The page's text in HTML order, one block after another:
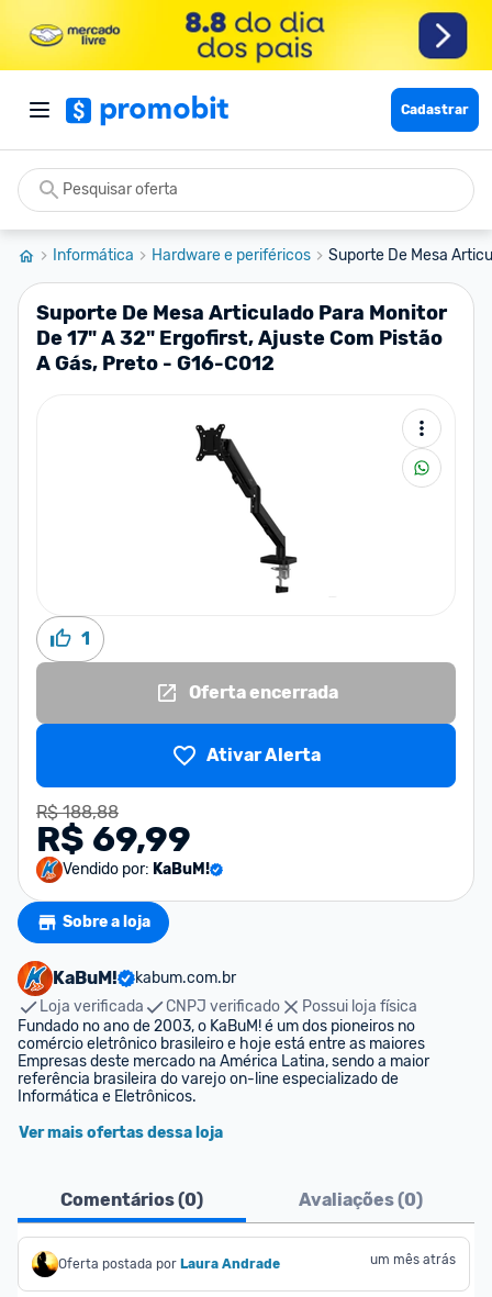
Cadastrar
Informática Hardware e periféricos Suporte De Mesa
Suporte De Mesa Articulado Para Monitor
De 17" A 32" Ergofirst, Ajuste Com Pistão
A Gás, Preto - G16-C012
1
Oferta encerrada
Ativar Alerta
R$ 188,88
R$ 69,99
Vendido por: KaBuM!
Sobre a loja
KaBuM!
kabum.com.br
Loja verificada
CNPJ verificado
Possui loja física
Fundado no ano de 2003, o KaBuM! é um dos pioneiros no
comércio eletrônico brasileiro e hoje está entre as maiores
Empresas deste mercado na América Latina, sendo a maior
referência brasileira do varejo on-line especializado de
Informática e Eletrônicos.
Ver mais ofertas dessa loja
Comentários (0) Avaliações (0)
Oferta postada por Laura Andrade um mês atrás